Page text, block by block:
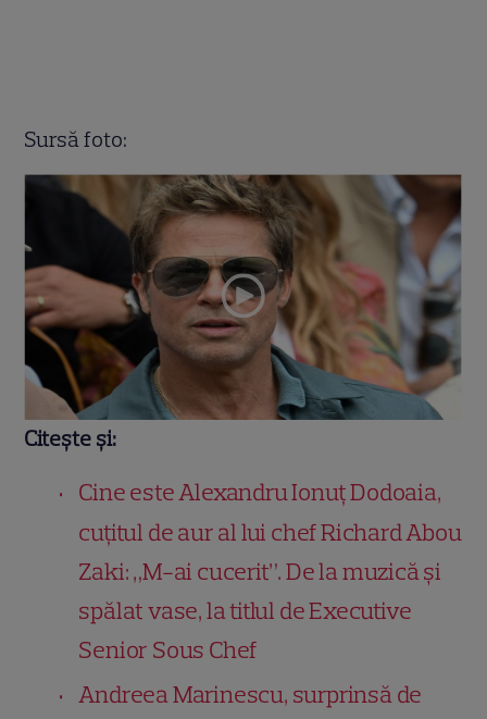
Sursă foto:
Citește și:
Cine este Alexandru Ionuț Dodoaia,
cuțitul de aur al lui chef Richard Abou
Zaki: „M-ai cucerit”. De la muzică și
spălat vase, la titlul de Executive
Senior Sous Chef
Andreea Marinescu, surprinsă de